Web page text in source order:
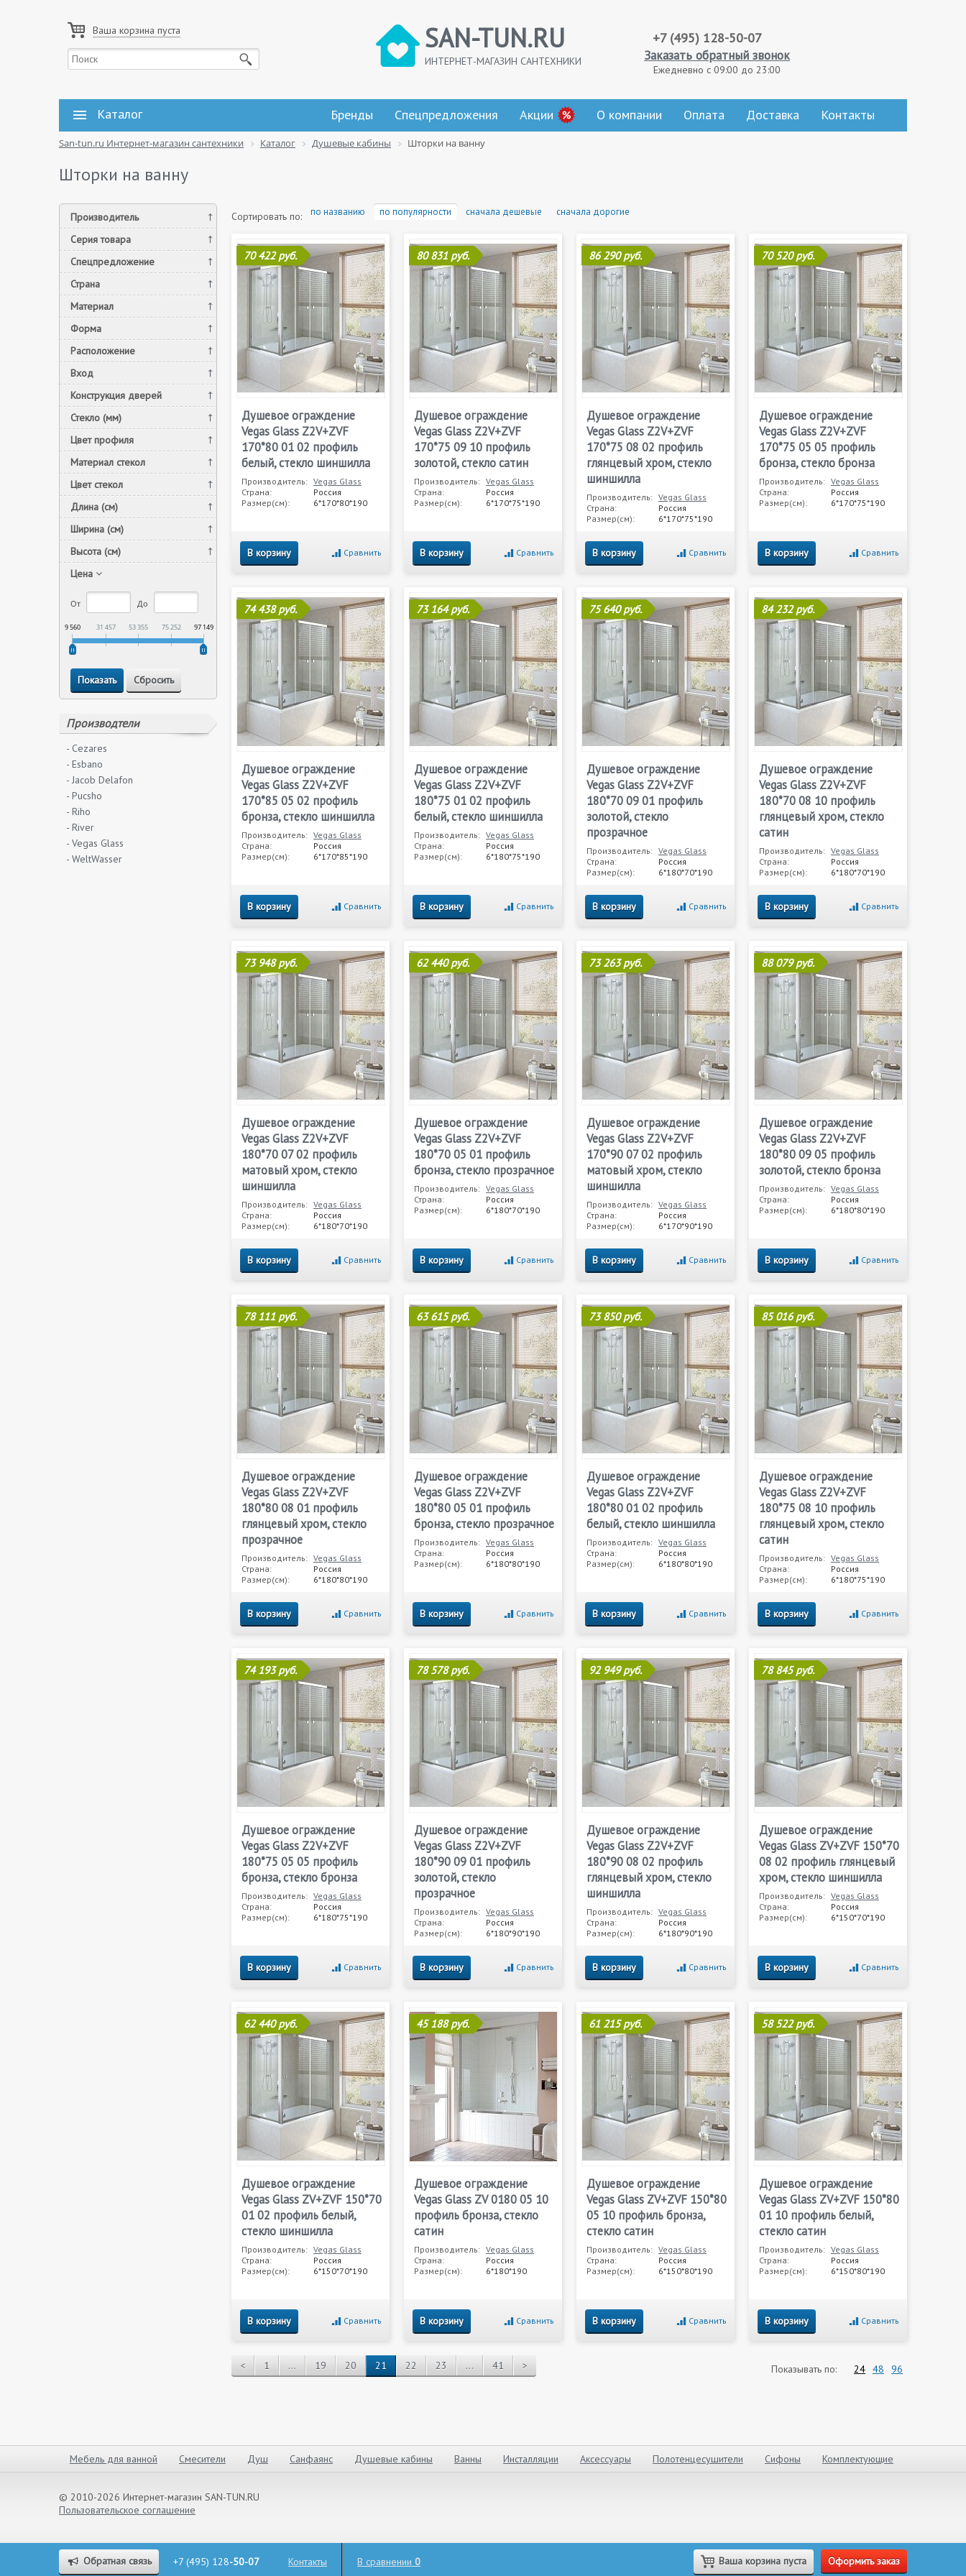
Ваша корзина пуста SAN-TUN.RU
ИНТЕРНЕТ-МАГАЗИН САНТЕХНИКИ
+7 (495) 128-50-07
Заказать обратный звонок
Ежедневно с 09:00 до 23:00
Каталог Бренды Спецпредложения Акции О компании Оплата Доставка Контакты
San-tun.ru Интернет-магазин сантехники Каталог Душевые кабины Шторки на ванну
Шторки на ванну
Производитель
Серия товара
Спецпредложение
Страна
Материал
Форма
Расположение
Вход
Конструкция дверей
Стекло (мм)
Цвет профиля
Материал стекол
Цвет стекол
Длина (см)
Ширина (см)
Высота (см)
Цена
От До
9 560 31 457 53 355 75 252 97 149
Производтели
- Cezares
- Esbano
- Jacob Delafon
- Pucsho
- Riho
- River
- Vegas Glass
- WeltWasser
Сортировать по: по названию по популярности сначала дешевые сначала дорогие
70 422 руб.
Душевое ограждение
Vegas Glass Z2V+ZVF
170*80 01 02 профиль
белый, стекло шиншилла
Производитель: Vegas Glass
Страна:
Россия
Размер(см):
6*170*80*190
В корзину Сравнить
80 831 руб.
Душевое ограждение
Vegas Glass Z2V+ZVF
170*75 09 10 профиль
золотой, стекло сатин
Производитель: Vegas Glass
Страна:
Россия
Размер(см):
6*170*75*190
В корзину Сравнить
86 290 руб.
Душевое ограждение
Vegas Glass Z2V+ZVF
170*75 08 02 профиль
глянцевый хром, стекло
шиншилла
Производитель: Vegas Glass
Страна:
Россия
Размер(см):
6*170*75*190
В корзину Сравнить
70 520 руб.
Душевое ограждение
Vegas Glass Z2V+ZVF
170*75 05 05 профиль
бронза, стекло бронза
Производитель: Vegas Glass
Страна:
Россия
Размер(см):
6*170*75*190
В корзину Сравнить
74 438 руб.
Душевое ограждение
Vegas Glass Z2V+ZVF
170*85 05 02 профиль
бронза, стекло шиншилла
Производитель: Vegas Glass
Страна:
Россия
Размер(см):
6*170*85*190
В корзину Сравнить
73 164 руб.
Душевое ограждение
Vegas Glass Z2V+ZVF
180*75 01 02 профиль
белый, стекло шиншилла
Производитель: Vegas Glass
Страна:
Россия
Размер(см):
6*180*75*190
В корзину Сравнить
75 640 руб.
Душевое ограждение
Vegas Glass Z2V+ZVF
180*70 09 01 профиль
золотой, стекло
прозрачное
Производитель: Vegas Glass
Страна:
Россия
Размер(см):
6*180*70*190
В корзину Сравнить
84 232 руб.
Душевое ограждение
Vegas Glass Z2V+ZVF
180*70 08 10 профиль
глянцевый хром, стекло
сатин
Производитель: Vegas Glass
Страна:
Россия
Размер(см):
6*180*70*190
В корзину Сравнить
73 948 руб.
Душевое ограждение
Vegas Glass Z2V+ZVF
180*70 07 02 профиль
матовый хром, стекло
шиншилла
Производитель: Vegas Glass
Страна:
Россия
Размер(см):
6*180*70*190
В корзину Сравнить
62 440 руб.
Душевое ограждение
Vegas Glass Z2V+ZVF
180*70 05 01 профиль
бронза, стекло прозрачное
Производитель: Vegas Glass
Страна:
Россия
Размер(см):
6*180*70*190
В корзину Сравнить
73 263 руб.
Душевое ограждение
Vegas Glass Z2V+ZVF
170*90 07 02 профиль
матовый хром, стекло
шиншилла
Производитель: Vegas Glass
Страна:
Россия
Размер(см):
6*170*90*190
В корзину Сравнить
88 079 руб.
Душевое ограждение
Vegas Glass Z2V+ZVF
180*80 09 05 профиль
золотой, стекло бронза
Производитель: Vegas Glass
Страна:
Россия
Размер(см):
6*180*80*190
В корзину Сравнить
78 111 руб.
Душевое ограждение
Vegas Glass Z2V+ZVF
180*80 08 01 профиль
глянцевый хром, стекло
прозрачное
Производитель: Vegas Glass
Страна:
Россия
Размер(см):
6*180*80*190
В корзину Сравнить
63 615 руб.
Душевое ограждение
Vegas Glass Z2V+ZVF
180*80 05 01 профиль
бронза, стекло прозрачное
Производитель: Vegas Glass
Страна:
Россия
Размер(см):
6*180*80*190
В корзину Сравнить
73 850 руб.
Душевое ограждение
Vegas Glass Z2V+ZVF
180*80 01 02 профиль
белый, стекло шиншилла
Производитель: Vegas Glass
Страна:
Россия
Размер(см):
6*180*80*190
В корзину Сравнить
85 016 руб.
Душевое ограждение
Vegas Glass Z2V+ZVF
180*75 08 10 профиль
глянцевый хром, стекло
сатин
Производитель: Vegas Glass
Страна:
Россия
Размер(см):
6*180*75*190
В корзину Сравнить
74 193 руб.
Душевое ограждение
Vegas Glass Z2V+ZVF
180*75 05 05 профиль
бронза, стекло бронза
Производитель: Vegas Glass
Страна:
Россия
Размер(см):
6*180*75*190
В корзину Сравнить
78 578 руб.
Душевое ограждение
Vegas Glass Z2V+ZVF
180*90 09 01 профиль
золотой, стекло
прозрачное
Производитель: Vegas Glass
Страна:
Россия
Размер(см):
6*180*90*190
В корзину Сравнить
92 949 руб.
Душевое ограждение
Vegas Glass Z2V+ZVF
180*90 08 02 профиль
глянцевый хром, стекло
шиншилла
Производитель: Vegas Glass
Страна:
Россия
Размер(см):
6*180*90*190
В корзину Сравнить
78 845 руб.
Душевое ограждение
Vegas Glass ZV+ZVF 150*70
08 02 профиль глянцевый
хром, стекло шиншилла
Производитель: Vegas Glass
Страна:
Россия
Размер(см):
6*150*70*190
В корзину Сравнить
62 440 руб.
Душевое ограждение
Vegas Glass ZV+ZVF 150*70
01 02 профиль белый,
стекло шиншилла
Производитель: Vegas Glass
Страна:
Россия
Размер(см):
6*150*70*190
В корзину Сравнить
45 188 руб.
Душевое ограждение
Vegas Glass ZV 0180 05 10
профиль бронза, стекло
сатин
Производитель: Vegas Glass
Страна:
Россия
Размер(см):
6*180*190
В корзину Сравнить
61 215 руб.
Душевое ограждение
Vegas Glass ZV+ZVF 150*80
05 10 профиль бронза,
стекло сатин
Производитель: Vegas Glass
Страна:
Россия
Размер(см):
6*150*80*190
В корзину Сравнить
58 522 руб.
Душевое ограждение
Vegas Glass ZV+ZVF 150*80
01 10 профиль белый,
стекло сатин
Производитель: Vegas Glass
Страна:
Россия
Размер(см):
6*150*80*190
В корзину Сравнить
Показывать по: 24 48 96
< 1 ... 19 20 21 22 23 ... 41 >
Мебель для ванной Смесители Душ Санфаянс Душевые кабины Ванны Инсталляции Аксессуары Полотенцесушители Сифоны Комплектующие
© 2010-2026 Интернет-магазин SAN-TUN.RU
Пользовательское соглашение
Обратная связь +7 (495) 128-50-07 Контакты В сравнении 0 Оформить заказ
Ваша корзина пуста